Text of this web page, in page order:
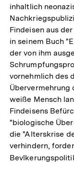
inhaltlich
Findeisen aus
in seinem Buch
der von ihm
vornehmlich des
Übervermehrung
weiße Mensch
Findeisens
"biologische
die "Alterskrise
verhindern,